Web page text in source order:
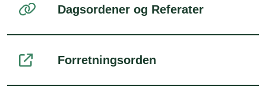
Dagsordener og Referater
Forretningsorden